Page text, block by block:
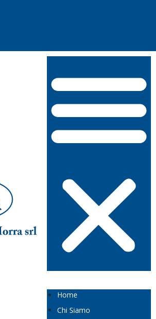
Home
Chi Siamo